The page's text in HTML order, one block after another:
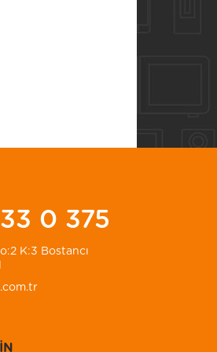
0 375
K:3 Bostancı